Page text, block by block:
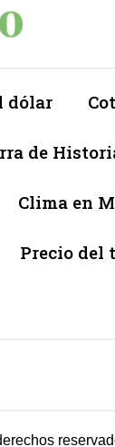
dólar
de
Clima en
Precio del